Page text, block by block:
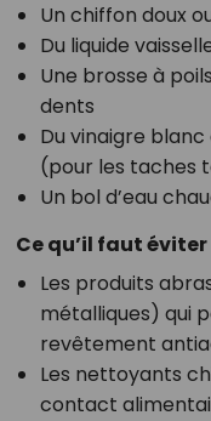
Un chiffon doux
Du liquide
Une brosse à
dents
Du vinaigre
(pour les taches
Un bol d’eau
Ce qu’il faut éviter
Les produits
métalliques) qui
revêtement
Les nettoyants
contact